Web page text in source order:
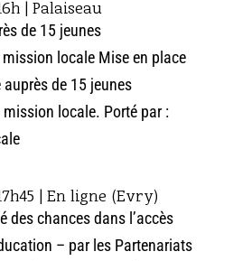
| Palaiseau
de 15 jeunes
locale Mise en place
auprès de 15 jeunes
locale. Porté par :
| En ligne (Evry)
des chances dans l’accès
– par les Partenariats